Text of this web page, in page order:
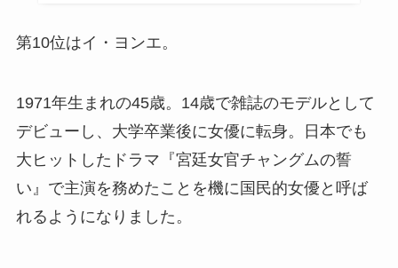
第10位はイ・ヨンエ。
1971年生まれの45歳。14歳で雑誌のモデルとして
デビューし、大学卒業後に女優に転身。日本でも
大ヒットしたドラマ『宮廷女官チャングムの誓
い』で主演を務めたことを機に国民的女優と呼ば
れるようになりました。